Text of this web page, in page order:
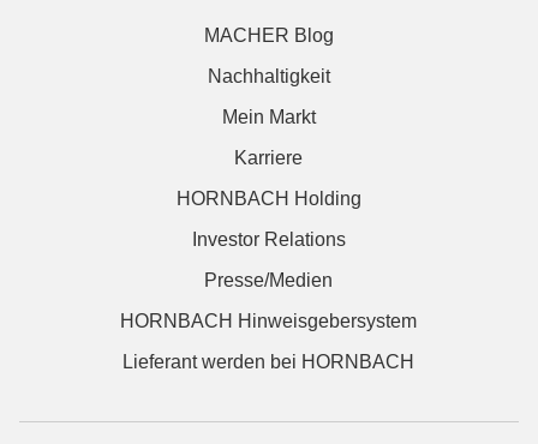
MACHER Blog
Nachhaltigkeit
Mein Markt
Karriere
HORNBACH Holding
Investor Relations
Presse/Medien
HORNBACH Hinweisgebersystem
Lieferant werden bei HORNBACH